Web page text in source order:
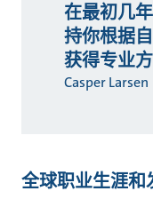
在最初几
持你根据
获得专业
Casper Larsen
全球职业生涯和